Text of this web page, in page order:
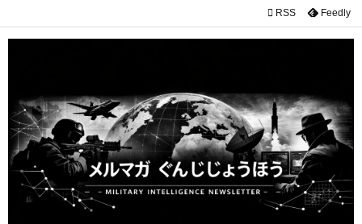


次へ

検索
 RSS Feedly